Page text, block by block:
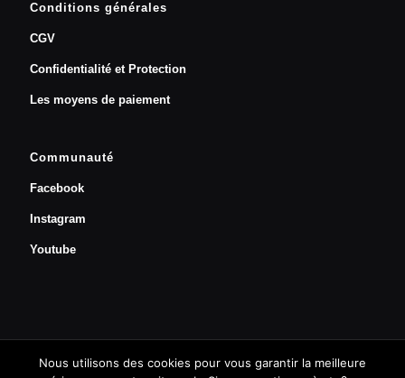
Conditions générales
CGV
Confidentialité et Protection
Les moyens de paiement
Communauté
Facebook
Instagram
Youtube
Prendre un rendez-vous
Nous utilisons des cookies pour vous garantir la meilleure